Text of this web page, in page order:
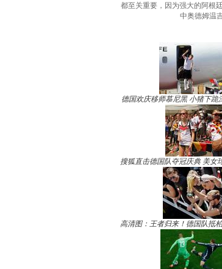
都至关重要，因为强大的阿根
中奥德姆温
德国欢庆移师慕尼黑 小猪下跪
搜狐直击德国队夺冠庆典 美女
高清图：王者归来！德国队抵